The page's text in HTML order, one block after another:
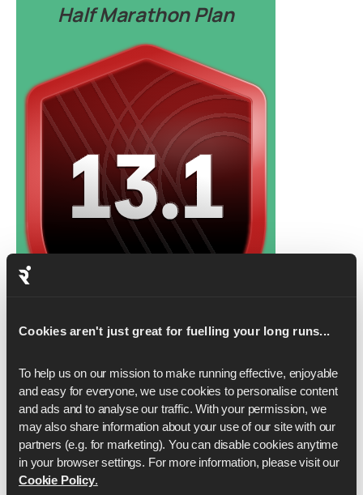
Cookies aren't just great for fuelling your long runs...
To help us on our mission to make running effective, enjoyable
and easy for everyone, we use cookies to personalise content
and ads and to analyse our traffic. With your permission, we
may also share information about your use of our site with our
partners (e.g. for marketing). You can disable cookies anytime
in your browser settings. For more information, please visit our
Cookie Policy.
Half Marathon Plan
Per saperne di più
Piano maratona